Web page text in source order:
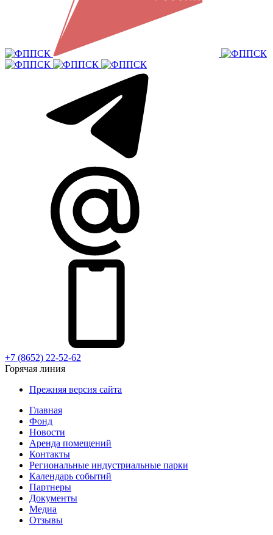
+7 (8652) 22-52-62
Горячая линия
Прежняя версия сайта
Главная
Фонд
Новости
Аренда помещений
Контакты
Региональные индустриальные парки
Календарь событий
Партнеры
Документы
Медиа
Отзывы